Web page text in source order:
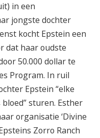
in een
jongste dochter
kocht Epstein een
dat haar oudste
50.000 dollar te
Program. In ruil
Epstein “elke
sturen. Esther
organisatie ‘Divine
Zorro Ranch